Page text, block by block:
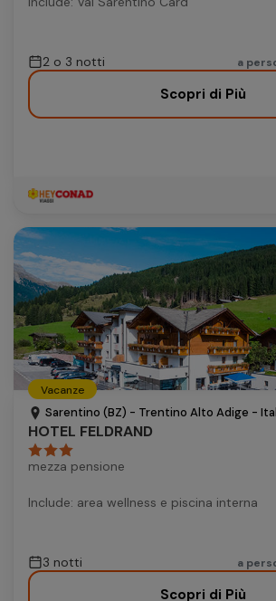
2 o 3 notti a
Scopri di Più
Vacanze
Sarentino (BZ) - Trentino Alto Adige -
HOTEL FELDRAND
mezza pensione
Include: area wellness e piscina interna
3 notti a
Scopri di Più